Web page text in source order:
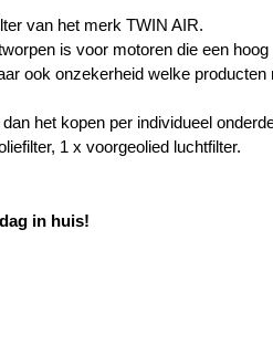
van het merk TWIN AIR.
is voor motoren die een
ook onzekerheid welke
het kopen per individueel
1 x voorgeolied luchtfilter.
in huis!